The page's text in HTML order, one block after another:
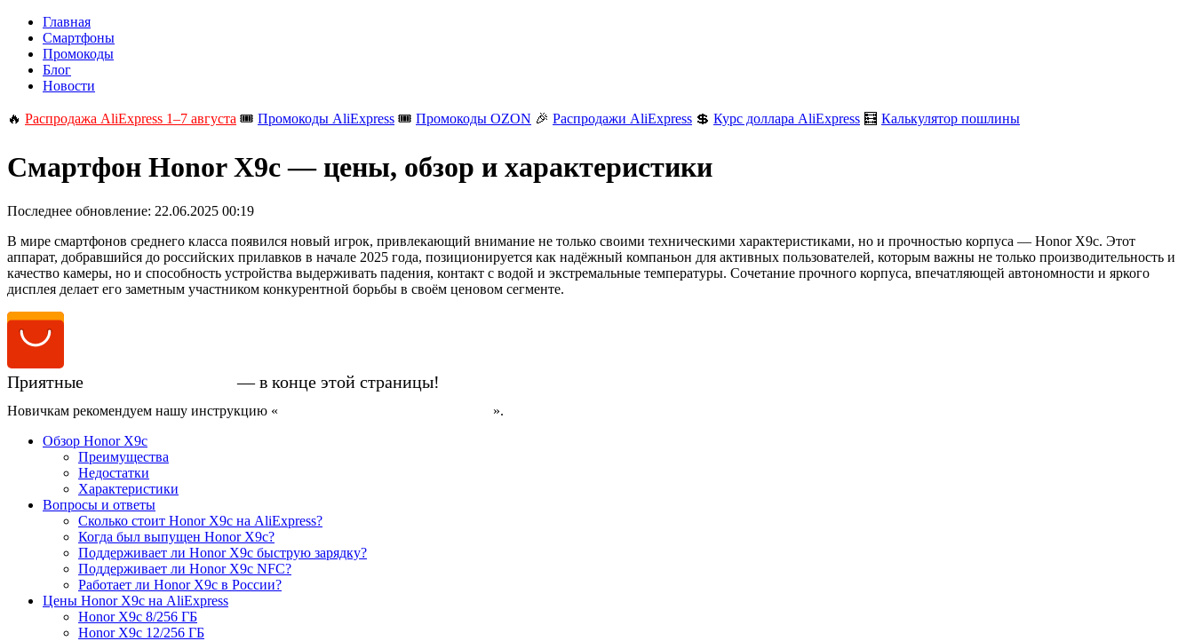
Главная
Смартфоны
Промокоды
Блог
Новости
🔥 Распродажа AliExpress 1–7 августа 🎟️ Промокоды AliExpress 🎟️ Промокоды OZON 🎉 Распродажи AliExpress 💲 Курс доллара AliExpress 🧮 Калькулятор пошлины
Смартфон Honor X9c — цены, обзор и характеристики
Последнее обновление: 22.06.2025 00:19
В мире смартфонов среднего класса появился новый игрок, привлекающий внимание не только своими техническими характеристиками, но и прочностью корпуса — Honor X9c. Этот
аппарат, добравшийся до российских прилавков в начале 2025 года, позиционируется как надёжный компаньон для активных пользователей, которым важны не только производительность и
качество камеры, но и способность устройства выдерживать падения, контакт с водой и экстремальные температуры. Сочетание прочного корпуса, впечатляющей автономности и яркого
дисплея делает его заметным участником конкурентной борьбы в своём ценовом сегменте.
Приятные — в конце этой страницы!
Новичкам рекомендуем нашу инструкцию «
».
Обзор Honor X9c
Преимущества
Недостатки
Характеристики
Вопросы и ответы
Сколько стоит Honor X9c на AliExpress?
Когда был выпущен Honor X9c?
Поддерживает ли Honor X9c быструю зарядку?
Поддерживает ли Honor X9c NFC?
Работает ли Honor X9c в России?
Цены Honor X9c на AliExpress
Honor X9c 8/256 ГБ
Honor X9c 12/256 ГБ